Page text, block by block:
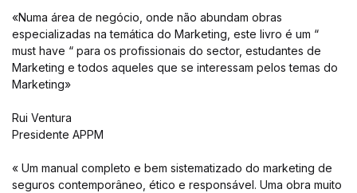
«Numa área de negócio, onde não abundam obras
especializadas na temática do Marketing, este livro é um “
must have “ para os profissionais do sector, estudantes de
Marketing e todos aqueles que se interessam pelos temas do
Marketing»
Rui Ventura
Presidente APPM
« Um manual completo e bem sistematizado do marketing de
seguros contemporâneo, ético e responsável. Uma obra muito